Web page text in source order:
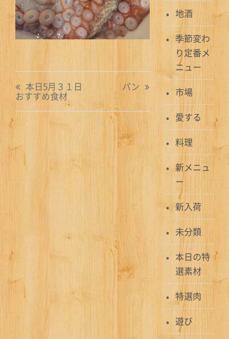
投
稿
ビ
ゲ
ン
本日5月３１日
おすすめ食材
パン
地酒
季節変わ
り定番メ
ニュー
市場
愛する
料理
新メニュ
ー
新入荷
未分類
本日の特
選素材
特選肉
遊び